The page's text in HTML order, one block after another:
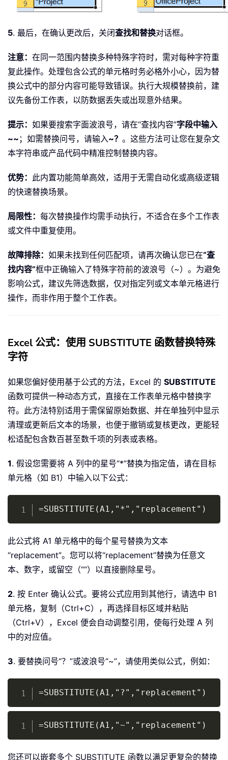
5. 最后，在确认更改后，关闭查找和替换对话框。
注意： 在同一范围内替换多种特殊字符时，需对每种字符重
复此操作。处理包含公式的单元格时务必格外小心，因为替
换公式中的部分内容可能导致错误。执行大规模替换前，建
议先备份工作表，以防数据丢失或出现意外结果。
提示： 如果要搜索字面波浪号，请在“查找内容”字段中输入
~~ ；如需替换问号，请输入~？ 。这些方法可让您在复杂文
本字符串或产品代码中精准控制替换内容。
优势： 此内置功能简单高效，适用于无需自动化或高级逻辑
的快速替换场景。
局限性： 每次替换操作均需手动执行，不适合在多个工作表
或文件中重复使用。
故障排除： 如果未找到任何匹配项，请再次确认您已在“查
找内容”框中正确输入了特殊字符前的波浪号（~）。为避免
影响公式，建议先筛选数据，仅对指定列或文本单元格进行
操作，而非作用于整个工作表。
Excel 公式：使用 SUBSTITUTE 函数替换特殊
字符
如果您偏好使用基于公式的方法，Excel 的 SUBSTITUTE
函数可提供一种动态方式，直接在工作表单元格中替换字
符。此方法特别适用于需保留原始数据、并在单独列中显示
清理或更新后文本的场景，也便于撤销或复核更改，更能轻
松适配包含数百甚至数千项的列表或表格。
1. 假设您需要将 A 列中的星号“*”替换为指定值，请在目标
单元格（如 B1）中输入以下公式：
=SUBSTITUTE(A1,"*","replacement")
Copy
此公式将 A1 单元格中的每个星号替换为文本
“replacement”。您可以将“replacement”替换为任意文
本、数字，或留空（““）以直接删除星号。
2. 按 Enter 确认公式。要将公式应用到其他行，请选中 B1
单元格，复制（Ctrl+C），再选择目标区域并粘贴
（Ctrl+V），Excel 便会自动调整引用，使每行处理 A 列
中的对应值。
3. 要替换问号“？”或波浪号“~”，请使用类似公式，例如：
=SUBSTITUTE(A1,"?","replacement")
Copy
=SUBSTITUTE(A1,"~","replacement")
Copy
您还可以嵌套多个 SUBSTITUTE 函数以满足更复杂的替换